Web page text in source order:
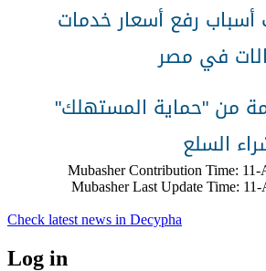
رفع أسعار خدمات
في مصر
من "حماية المستهلك"
السلع
Mubasher Contribution Time:
Mubasher Last Update Time:
Check latest news in Decypha
Log in